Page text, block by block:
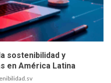
sostenibilidad y
en América Latina